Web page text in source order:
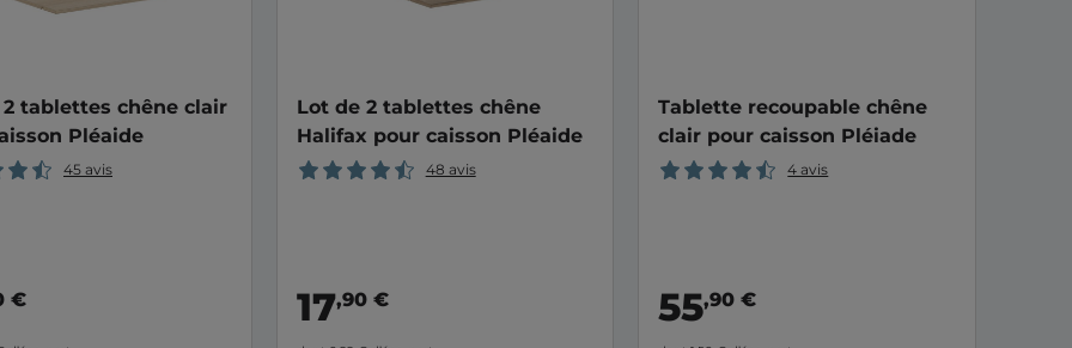
2 tablettes chêne clair
Pléaide
45 avis
€
Lot de 2 tablettes chêne
Halifax pour caisson Pléaide
48 avis
17,90 €
Tablette recoupable chêne
clair pour caisson Pléiade
4 avis
55,90 €